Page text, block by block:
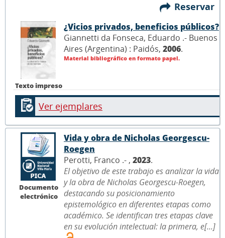
Reservar
Texto impreso
¿Vicios privados, beneficios públicos?
Giannetti da Fonseca, Eduardo .- Buenos
Aires (Argentina) : Paidós, 2006.
Material bibliográfico en formato papel.
Ver ejemplares
Documento
electrónico
Vida y obra de Nicholas Georgescu-
Roegen
Perotti, Franco .- , 2023.
El objetivo de este trabajo es analizar la vida
y la obra de Nicholas Georgescu-Roegen,
destacando su posicionamiento
epistemológico en diferentes etapas como
académico. Se identifican tres etapas clave
en su evolución intelectual: la primera, e[...]